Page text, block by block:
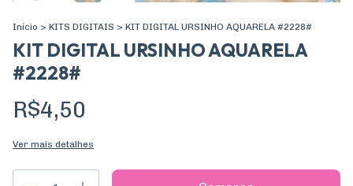
Início > KITS DIGITAIS > KIT DIGITAL URSINHO AQUARELA #2228#
KIT DIGITAL URSINHO AQUARELA
#2228#
R$4,50
Ver mais detalhes